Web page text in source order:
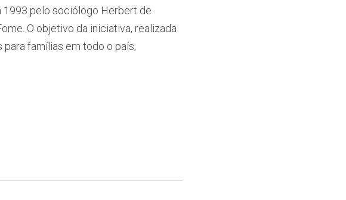
1993 pelo sociólogo Herbert de
O objetivo da iniciativa, realizada
famílias em todo o país,